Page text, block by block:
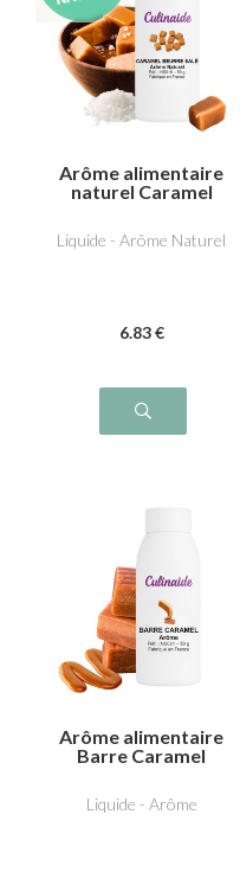
Arôme alimentaire
naturel Caramel
Liquide - Arôme Naturel
6.83 €
Arôme alimentaire
Barre Caramel
Liquide - Arôme